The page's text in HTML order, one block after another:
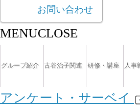
お問い合わせ
MENUCLOSE
グループ紹介 古谷治子関連 研修・講座 人事
アンケート・サーベイ